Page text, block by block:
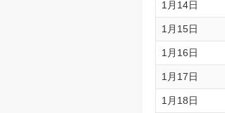
1月14日
1月15日
1月16日
1月17日
1月18日